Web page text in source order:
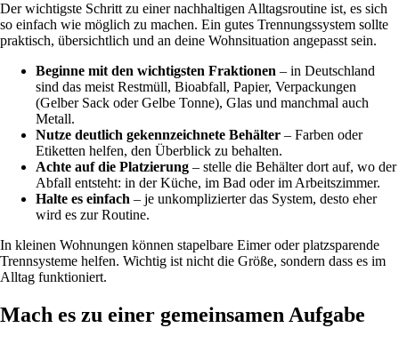
Der wichtigste Schritt zu einer nachhaltigen Alltagsroutine ist, es sich
so einfach wie möglich zu machen. Ein gutes Trennungssystem sollte
praktisch, übersichtlich und an deine Wohnsituation angepasst sein.
Beginne mit den wichtigsten Fraktionen – in Deutschland
sind das meist Restmüll, Bioabfall, Papier, Verpackungen
(Gelber Sack oder Gelbe Tonne), Glas und manchmal auch
Metall.
Nutze deutlich gekennzeichnete Behälter – Farben oder
Etiketten helfen, den Überblick zu behalten.
Achte auf die Platzierung – stelle die Behälter dort auf, wo der
Abfall entsteht: in der Küche, im Bad oder im Arbeitszimmer.
Halte es einfach – je unkomplizierter das System, desto eher
wird es zur Routine.
In kleinen Wohnungen können stapelbare Eimer oder platzsparende
Trennsysteme helfen. Wichtig ist nicht die Größe, sondern dass es im
Alltag funktioniert.
Mach es zu einer gemeinsamen Aufgabe